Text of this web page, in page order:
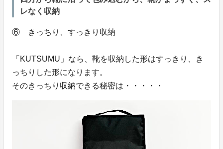
レなく収納
⑥ きっちり、すっきり収納
「KUTSUMU」なら、靴を収納した形はすっきり、き
っちりした形になります。
そのきっちり収納できる秘密は・・・・・